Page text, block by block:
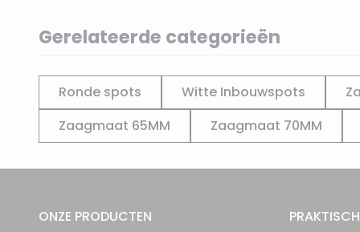
Gerelateerde categorieën
Ronde spots Witte Inbouwspots
Zaagmaat 65MM
Zaagmaat 70MM
ONZE PRODUCTEN